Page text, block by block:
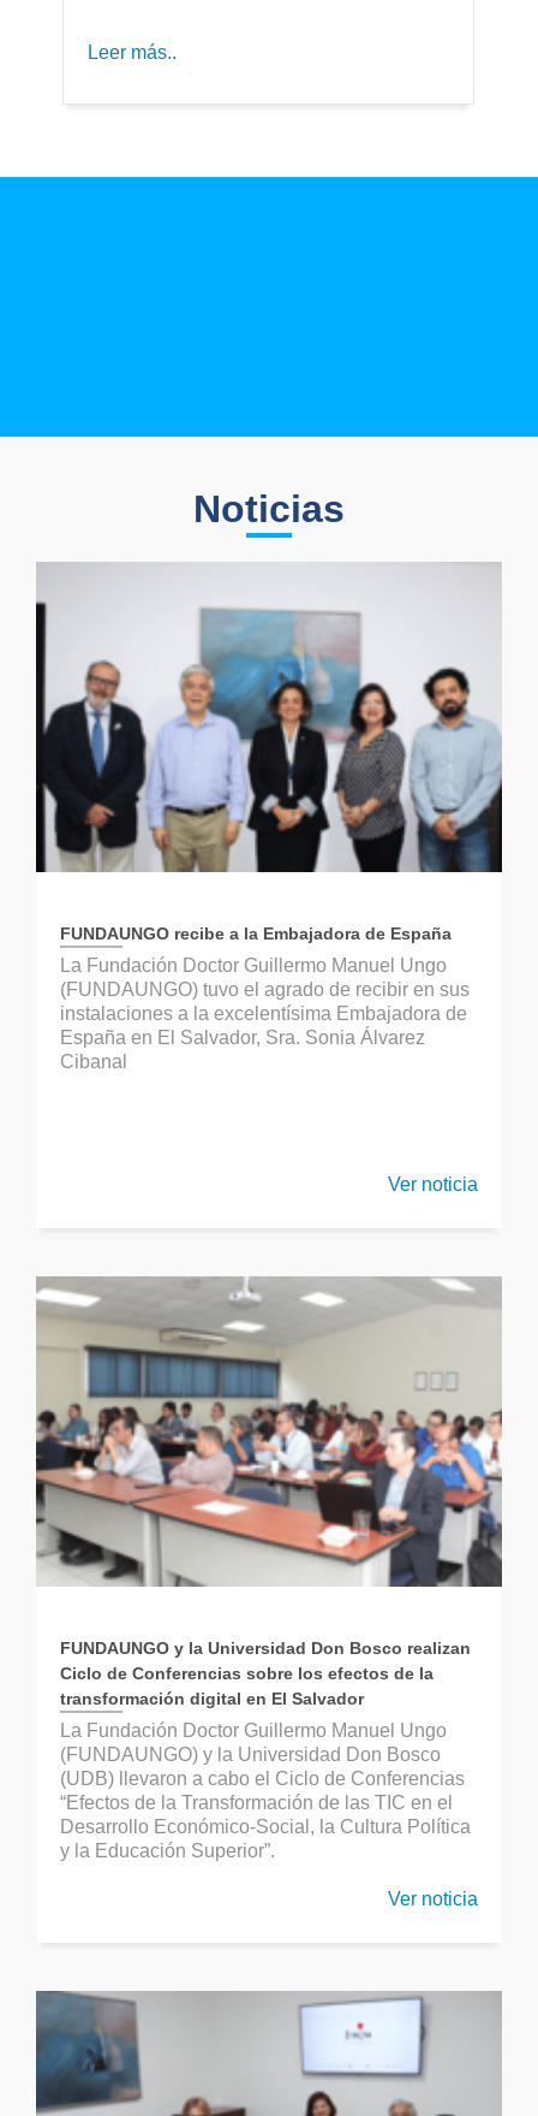
Leer más..
Noticias
FUNDAUNGO recibe a la Embajadora de España
La Fundación Doctor Guillermo Manuel Ungo
(FUNDAUNGO) tuvo el agrado de recibir en sus
instalaciones a la excelentísima Embajadora de
España en El Salvador, Sra. Sonia Álvarez
Cibanal
Ver noticia
FUNDAUNGO y la Universidad Don Bosco realizan
Ciclo de Conferencias sobre los efectos de la
transformación digital en El Salvador
La Fundación Doctor Guillermo Manuel Ungo
(FUNDAUNGO) y la Universidad Don Bosco
(UDB) llevaron a cabo el Ciclo de Conferencias
“Efectos de la Transformación de las TIC en el
Desarrollo Económico-Social, la Cultura Política
y la Educación Superior”.
Ver noticia